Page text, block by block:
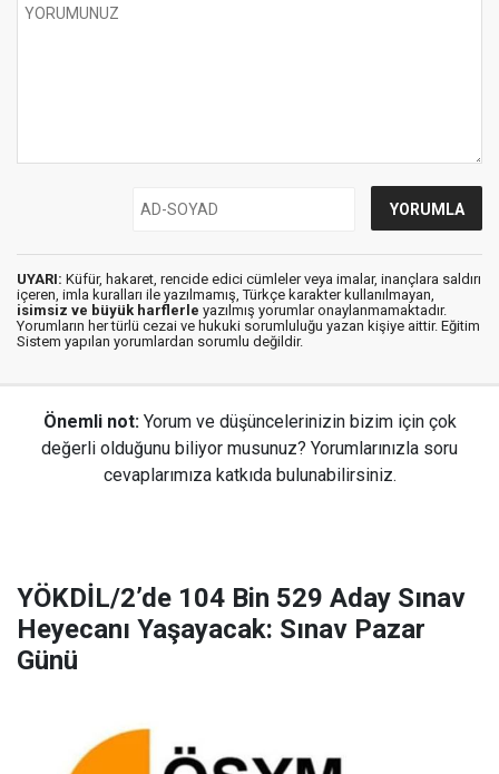
UYARI: Küfür, hakaret, rencide edici cümleler veya imalar, inançlara saldırı
içeren, imla kuralları ile yazılmamış, Türkçe karakter kullanılmayan,
isimsiz ve büyük harflerle yazılmış yorumlar onaylanmamaktadır.
Yorumların her türlü cezai ve hukuki sorumluluğu yazan kişiye aittir. Eğitim
Sistem yapılan yorumlardan sorumlu değildir.
Önemli not: Yorum ve düşüncelerinizin bizim için çok
değerli olduğunu biliyor musunuz? Yorumlarınızla soru
cevaplarımıza katkıda bulunabilirsiniz.
YÖKDİL/2’de 104 Bin 529 Aday Sınav
Heyecanı Yaşayacak: Sınav Pazar
Günü